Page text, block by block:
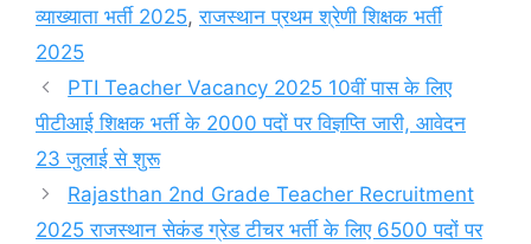
व्याख्याता भर्ती 2025,राजस्थान प्रथम श्रेणी शिक्षक भर्ती
2025
PTI Teacher Vacancy 2025 10वीं पास के लिए
पीटीआई शिक्षक भर्ती के 2000 पदों पर विज्ञप्ति जारी, आवेदन
23 जुलाई से शुरू
Rajasthan 2nd Grade Teacher Recruitment
2025 राजस्थान सेकंड ग्रेड टीचर भर्ती के लिए 6500 पदों पर